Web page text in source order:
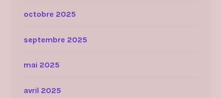
octobre 2025
septembre 2025
mai 2025
avril 2025